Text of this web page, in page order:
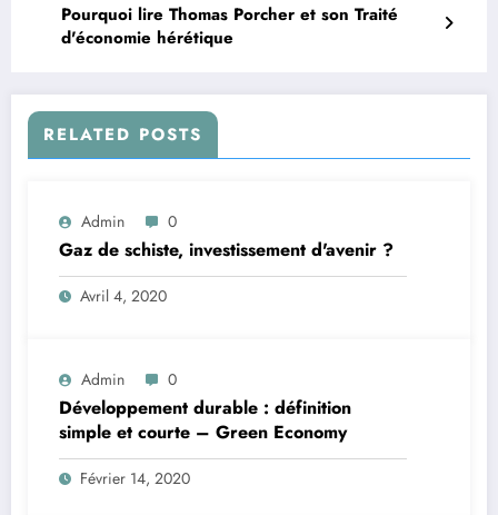
Pourquoi lire Thomas Porcher et son Traité
d'économie hérétique
RELATED POSTS
Admin 0
Gaz de schiste, investissement d'avenir ?
Avril 4, 2020
Admin 0
Développement durable : définition
simple et courte – Green Economy
Février 14, 2020